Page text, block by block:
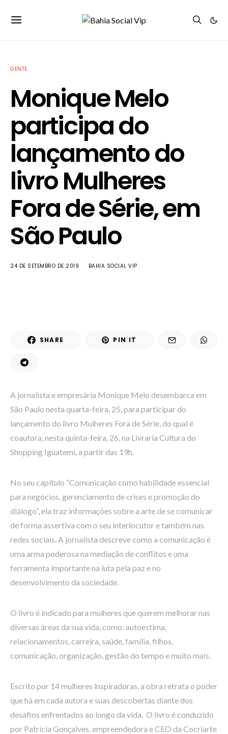
GENTE
Monique Melo
participa do
lançamento do
livro Mulheres
Fora de Série, em
São Paulo
24 DE SETEMBRO DE 2019 BAHIA SOCIAL VIP
SHARE PIN IT
A jornalista e empresária Monique Melo desembarca em
São Paulo nesta quarta-feira, 25, para participar do
lançamento do livro Mulheres Fora de Série, do qual é
coautora, nesta quinta-feira, 26, na Livraria Cultura do
Shopping Iguatemi, a partir das 19h.
No seu capítulo “Comunicação como habilidade essencial
para negócios, gerenciamento de crises e promoção do
diálogo”, ela traz informações sobre a arte de se comunicar
de forma assertiva com o seu interlocutor e também nas
redes sociais. A jornalista descreve como a comunicação é
uma arma poderosa na mediação de conflitos e uma
ferramenta importante na luta pela paz e no
desenvolvimento da sociedade.
O livro é indicado para mulheres que querem melhorar nas
diversas áreas da sua vida, como: autoestima,
relacionamentos, carreira, saúde, família, filhos,
comunicação, organização, gestão do tempo e muito mais.
Escrito por 14 mulheres inspiradoras, a obra retrata o poder
que há em cada autora e suas descobertas diante dos
desafios enfrentados ao longo da vida. O livro é conduzido
por Patrícia Gonçalves, empreendedora e CEO da Cocriarte